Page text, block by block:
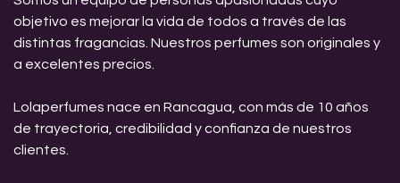
objetivo es mejorar la vida de todos a través de las
distintas fragancias. Nuestros perfumes son originales y
a excelentes precios.
Lolaperfumes nace en Rancagua, con más de 10 años
de trayectoria, credibilidad y confianza de nuestros
clientes.